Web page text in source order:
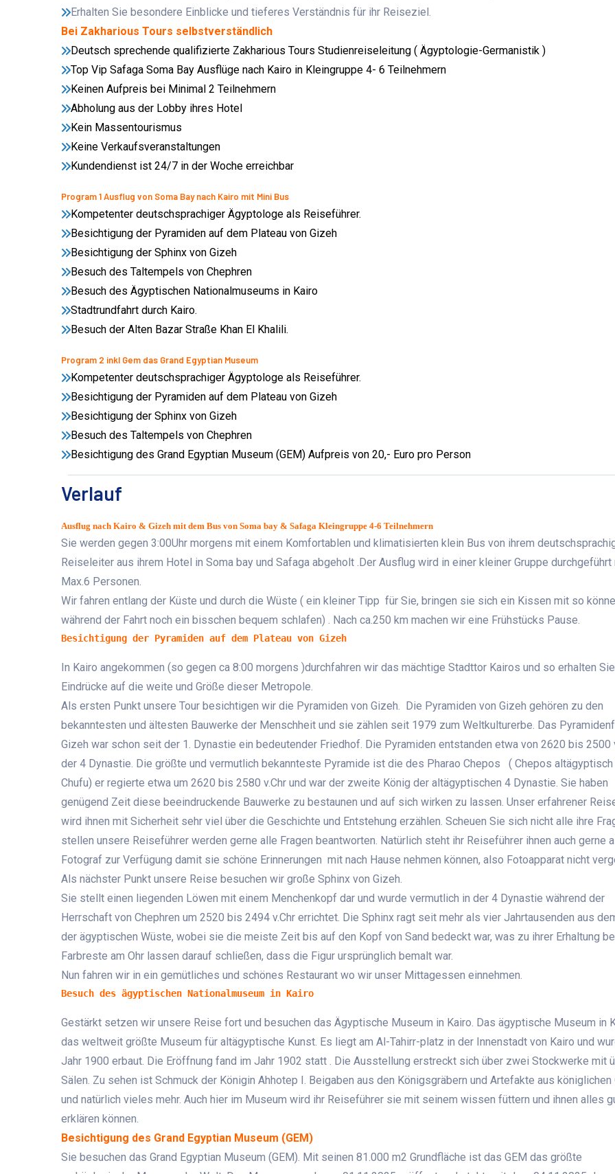
Erhalten Sie besondere Einblicke und tieferes Verständnis für ihr Reiseziel.
Bei Zakharious Tours selbstverständlich
Deutsch sprechende qualifizierte Zakharious Tours Studienreiseleitung ( Ägyptologie-Germanistik )
Top Vip Safaga Soma Bay Ausflüge nach Kairo in Kleingruppe 4- 6 Teilnehmern
Keinen Aufpreis bei Minimal 2 Teilnehmern
Abholung aus der Lobby ihres Hotel
Kein Massentourismus
Keine Verkaufsveranstaltungen
Kundendienst ist 24/7 in der Woche erreichbar
Program 1 Ausflug von Soma Bay nach Kairo mit Mini Bus
Kompetenter deutschsprachiger Ägyptologe als Reiseführer.
Besichtigung der Pyramiden auf dem Plateau von Gizeh
Besichtigung der Sphinx von Gizeh
Besuch des Taltempels von Chephren
Besuch des Ägyptischen Nationalmuseums in Kairo
Stadtrundfahrt durch Kairo.
Besuch der Alten Bazar Straße Khan El Khalili.
Program 2 inkl Gem das Grand Egyptian Museum
Kompetenter deutschsprachiger Ägyptologe als Reiseführer.
Besichtigung der Pyramiden auf dem Plateau von Gizeh
Besichtigung der Sphinx von Gizeh
Besuch des Taltempels von Chephren
Besichtigung des Grand Egyptian Museum (GEM) Aufpreis von 20,- Euro pro Person
Verlauf
Ausflug nach Kairo & Gizeh mit dem Bus von Soma bay & Safaga Kleingruppe 4-6 Teilnehmern
Sie werden gegen 3:00Uhr morgens mit einem Komfortablen und klimatisierten klein Bus von ihrem
Reiseleiter aus ihrem Hotel in Soma bay und Safaga abgeholt .Der Ausflug wird in einer kleiner Gruppe durchgeführt
Max.6 Personen.
Wir fahren entlang der Küste und durch die Wüste ( ein kleiner Tipp für Sie, bringen sie sich ein Kissen mit so
während der Fahrt noch ein bisschen bequem schlafen) . Nach ca.250 km machen wir eine Frühstücks Pause.
Besichtigung der Pyramiden auf dem Plateau von Gizeh
In Kairo angekommen (so gegen ca 8:00 morgens )durchfahren wir das mächtige Stadttor Kairos und so erhalten
Eindrücke auf die weite und Größe dieser Metropole.
Als ersten Punkt unsere Tour besichtigen wir die Pyramiden von Gizeh. Die Pyramiden von Gizeh gehören zu den
bekanntesten und ältesten Bauwerke der Menschheit und sie zählen seit 1979 zum Weltkulturerbe. Das
Gizeh war schon seit der 1. Dynastie ein bedeutender Friedhof. Die Pyramiden entstanden etwa von 2620 bis 2500
der 4 Dynastie. Die größte und vermutlich bekannteste Pyramide ist die des Pharao Chepos ( Chepos altägyptisch
Chufu) er regierte etwa um 2620 bis 2580 v.Chr und war der zweite König der altägyptischen 4 Dynastie. Sie haben
genügend Zeit diese beeindruckende Bauwerke zu bestaunen und auf sich wirken zu lassen. Unser erfahrener
wird ihnen mit Sicherheit sehr viel über die Geschichte und Entstehung erzählen. Scheuen Sie sich nicht alle ihre
stellen unsere Reiseführer werden gerne alle Fragen beantworten. Natürlich steht ihr Reiseführer ihnen auch gerne
Fotograf zur Verfügung damit sie schöne Erinnerungen mit nach Hause nehmen können, also Fotoapparat nicht
Als nächster Punkt unsere Reise besuchen wir große Sphinx von Gizeh.
Sie stellt einen liegenden Löwen mit einem Menchenkopf dar und wurde vermutlich in der 4 Dynastie während der
Herrschaft von Chephren um 2520 bis 2494 v.Chr errichtet. Die Sphinx ragt seit mehr als vier Jahrtausenden aus
der ägyptischen Wüste, wobei sie die meiste Zeit bis auf den Kopf von Sand bedeckt war, was zu ihrer Erhaltung
Farbreste am Ohr lassen darauf schließen, dass die Figur ursprünglich bemalt war.
Nun fahren wir in ein gemütliches und schönes Restaurant wo wir unser Mittagessen einnehmen.
Besuch des ägyptischen Nationalmuseum in Kairo
Gestärkt setzen wir unsere Reise fort und besuchen das Ägyptische Museum in Kairo. Das ägyptische Museum in
das weltweit größte Museum für altägyptische Kunst. Es liegt am Al-Tahirr-platz in der Innenstadt von Kairo und
Jahr 1900 erbaut. Die Eröffnung fand im Jahr 1902 statt . Die Ausstellung erstreckt sich über zwei Stockwerke mit
Sälen. Zu sehen ist Schmuck der Königin Ahhotep I. Beigaben aus den Königsgräbern und Artefakte aus königlichen
und natürlich vieles mehr. Auch hier im Museum wird ihr Reiseführer sie mit seinem wissen füttern und ihnen alles
erklären können.
Besichtigung des Grand Egyptian Museum (GEM)
Sie besuchen das Grand Egyptian Museum (GEM). Mit seinen 81.000 m2 Grundfläche ist das GEM das größte